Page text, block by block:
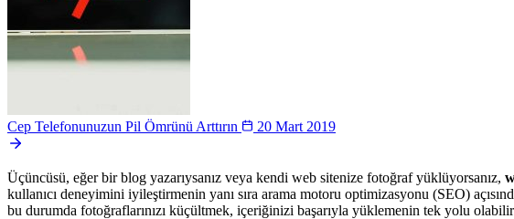
Cep Telefonunuzun Pil Ömrünü Arttırın 20 Mart 2019
Üçüncüsü, eğer bir blog yazarıysanız veya kendi web sitenize fotoğraf yüklüyorsanız,
kullanıcı deneyimini iyileştirmenin yanı sıra arama motoru optimizasyonu (SEO)
bu durumda fotoğraflarınızı küçültmek, içeriğinizi başarıyla yüklemenin tek yolu